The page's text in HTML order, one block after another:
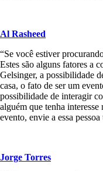
Al Rasheed
“Se você estiver
Estes são alguns fatores a
Gelsinger, a possibilidade
casa, o fato de ser um
possibilidade de interagir
alguém que tenha interesse
evento, envie a essa
Jorge Torres